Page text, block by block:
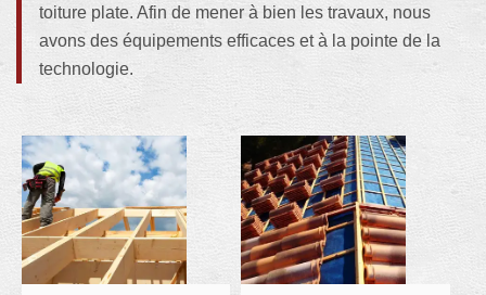
toiture plate. Afin de mener à bien les travaux, nous
avons des équipements efficaces et à la pointe de la
technologie.